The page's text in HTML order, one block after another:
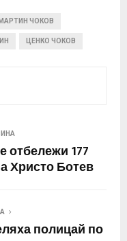
МАРТИН ЧОКОВ
ЦЕНКО ЧОКОВ
отбележи 177
Христо Ботев
полицай по